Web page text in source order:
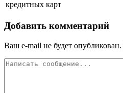
кредитных карт
Добавить комментарий
Ваш e-mail не будет опубликован.